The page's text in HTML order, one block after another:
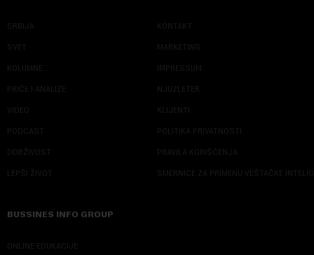
SRBIJA
SVET
KOLUMNE
PRIČE I ANALIZE
VIDEO
PODCAST
ODRŽIVOST
LEPŠI ŽIVOT
KONTAKT
MARKETING
IMPRESSUM
NJUZLETER
KLIJENTI
POLITIKA PRIVATNOSTI
PRAVILA KORIŠĆENJA
SMERNICE ZA PRIMENU VEŠTAČKE
BUSSINES INFO GROUP
ONLINE EDUKACIJE